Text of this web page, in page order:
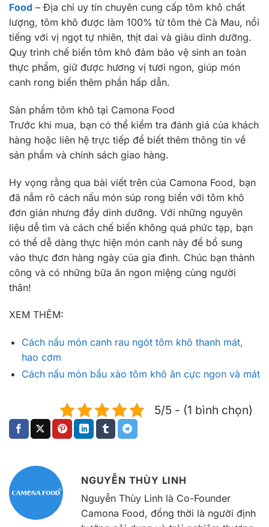
Food – Địa chỉ uy tín chuyên cung cấp tôm khô chất
lượng, tôm khô được làm 100% từ tôm thẻ Cà Mau, nổi
tiếng với vị ngọt tự nhiên, thịt dai và giàu dinh dưỡng.
Quy trình chế biến tôm khô đảm bảo vệ sinh an toàn
thực phẩm, giữ được hương vị tươi ngon, giúp món
canh rong biển thêm phần hấp dẫn.
Sản phẩm tôm khô tại Camona Food
Trước khi mua, bạn có thể kiểm tra đánh giá của khách
hàng hoặc liên hệ trực tiếp để biết thêm thông tin về
sản phẩm và chính sách giao hàng.
Hy vọng rằng qua bài viết trên của Camona Food, bạn
đã nắm rõ cách nấu món súp rong biển với tôm khô
đơn giản nhưng đầy dinh dưỡng. Với những nguyên
liệu dễ tìm và cách chế biến không quá phức tạp, bạn
có thể dễ dàng thực hiện món canh này để bổ sung
vào thực đơn hàng ngày của gia đình. Chúc bạn thành
công và có những bữa ăn ngon miệng cùng người
thân!
XEM THÊM:
Cách nấu món canh rau ngót tôm khô thanh mát,
hao cơm
Cách nấu món bầu xào tôm khô ăn cực ngon và mát
5/5 - (1 bình chọn)
NGUYỄN THÙY LINH
Nguyễn Thùy Linh là Co-Founder
Camona Food, đồng thời là người định